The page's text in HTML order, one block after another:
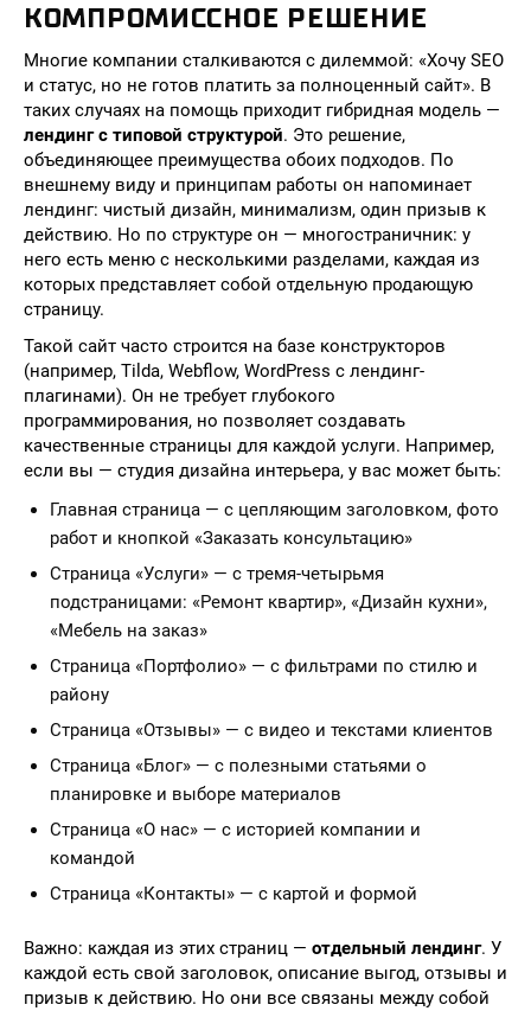
КОМПРОМИССНОЕ РЕШЕНИЕ
Многие компании сталкиваются с дилеммой: «Хочу SEO
и статус, но не готов платить за полноценный сайт». В
таких случаях на помощь приходит гибридная модель —
лендинг с типовой структурой. Это решение,
объединяющее преимущества обоих подходов. По
внешнему виду и принципам работы он напоминает
лендинг: чистый дизайн, минимализм, один призыв к
действию. Но по структуре он — многостраничник: у
него есть меню с несколькими разделами, каждая из
которых представляет собой отдельную продающую
страницу.
Такой сайт часто строится на базе конструкторов
(например, Tilda, Webflow, WordPress с лендинг-
плагинами). Он не требует глубокого
программирования, но позволяет создавать
качественные страницы для каждой услуги. Например,
если вы — студия дизайна интерьера, у вас может быть:
Главная страница — с цепляющим заголовком, фото
работ и кнопкой «Заказать консультацию»
Страница «Услуги» — с тремя-четырьмя
подстраницами: «Ремонт квартир», «Дизайн кухни»,
«Мебель на заказ»
Страница «Портфолио» — с фильтрами по стилю и
району
Страница «Отзывы» — с видео и текстами клиентов
Страница «Блог» — с полезными статьями о
планировке и выборе материалов
Страница «О нас» — с историей компании и
командой
Страница «Контакты» — с картой и формой
Важно: каждая из этих страниц — отдельный лендинг. У
каждой есть свой заголовок, описание выгод, отзывы и
призыв к действию. Но они все связаны между собой